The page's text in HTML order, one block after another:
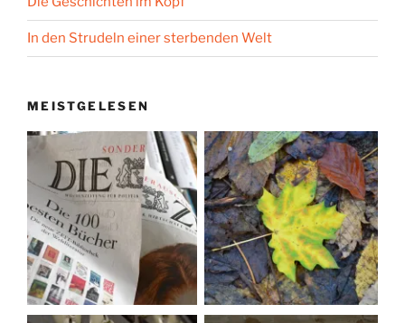
In den Strudeln einer sterbenden Welt
MEISTGELESEN